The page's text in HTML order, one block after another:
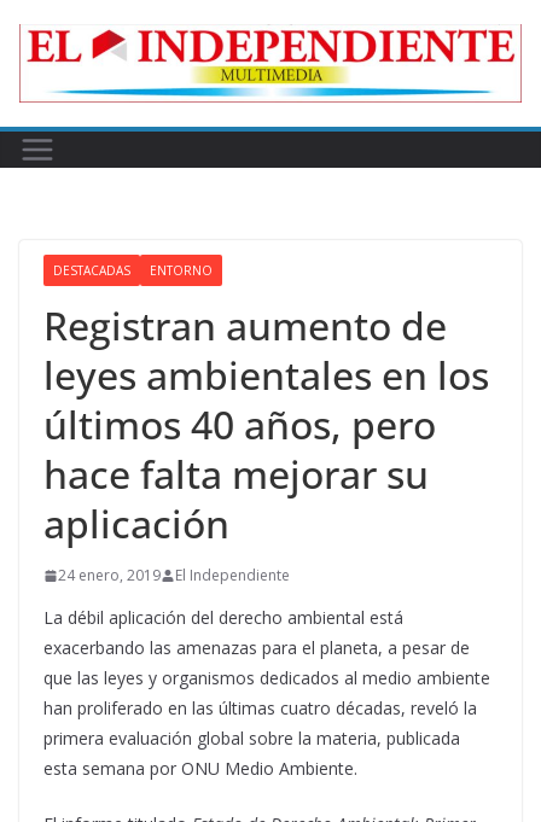
DESTACADAS ENTORNO
Registran aumento de
leyes ambientales en los
últimos 40 años, pero
hace falta mejorar su
aplicación
24 enero, 2019 El Independiente
La débil aplicación del derecho ambiental está
exacerbando las amenazas para el planeta, a pesar de
que las leyes y organismos dedicados al medio ambiente
han proliferado en las últimas cuatro décadas, reveló la
primera evaluación global sobre la materia, publicada
esta semana por ONU Medio Ambiente.